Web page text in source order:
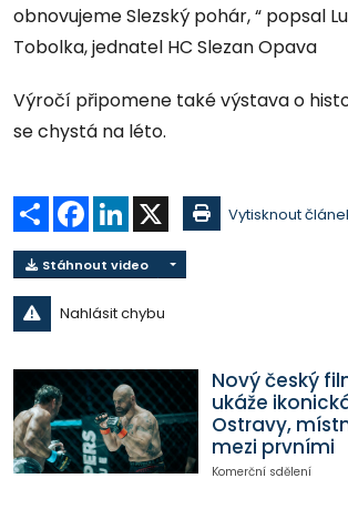
obnovujeme Slezský pohár, “ popsal
Tobolka, jednatel HC Slezan Opava
Výročí připomene také výstava o
se chystá na léto.
Sdílet Facebook
LinkedIn Vytisknout
Stáhnout video
Nahlásit chybu
Nový český
ukáže
Ostravy,
mezi prvními
Komerční sdělení